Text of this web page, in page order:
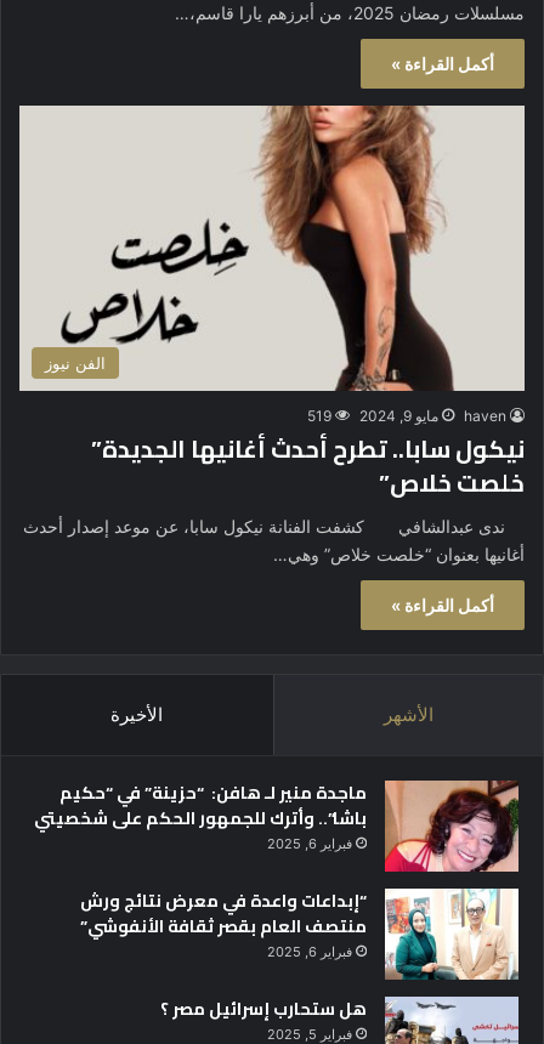
مسلسلات رمضان 2025، من أبرزهم يارا قاسم،…
أكمل القراءة »
الفن نيوز
haven مايو 9, 2024 519
نيكول سابا.. تطرح أحدث أغانيها الجديدة”
خلصت خلاص”
ندى عبدالشافي كشفت الفنانة نيكول سابا، عن موعد إصدار أحدث
أغانيها بعنوان “خلصت خلاص” وهي…
أكمل القراءة »
الأشهر الأخيرة
ماجدة منير لـ هافن: “حزينة” في “حكيم
باشا”.. وأترك للجمهور الحكم على شخصيتي
فبراير 6, 2025
“إبداعات واعدة في معرض نتائج ورش
منتصف العام بقصر ثقافة الأنفوشي”
فبراير 6, 2025
هل ستحارب إسرائيل مصر ؟
فبراير 5, 2025